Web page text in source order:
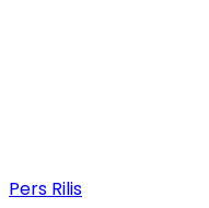
Pers Rilis